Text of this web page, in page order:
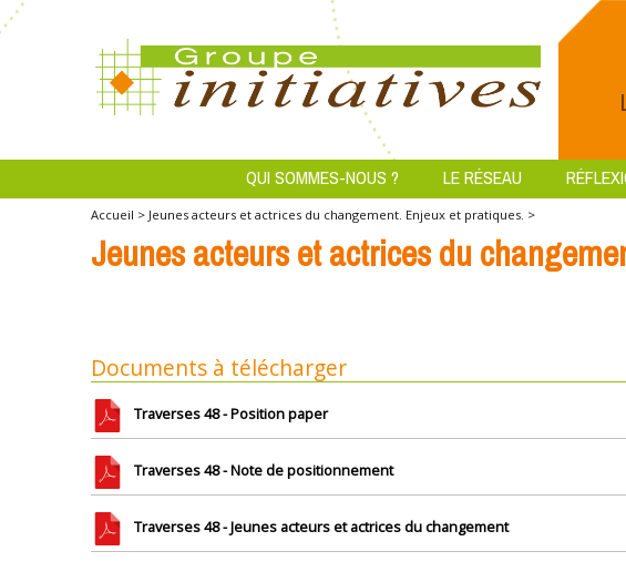
QUI SOMMES-NOUS ? LE RÉSEAU
Accueil > Jeunes acteurs et actrices du changement. Enjeux et pratiques. >
Jeunes acteurs et actrices du
Documents à télécharger
Traverses 48 - Position paper
Traverses 48 - Note de positionnement
Traverses 48 - Jeunes acteurs et actrices du changement